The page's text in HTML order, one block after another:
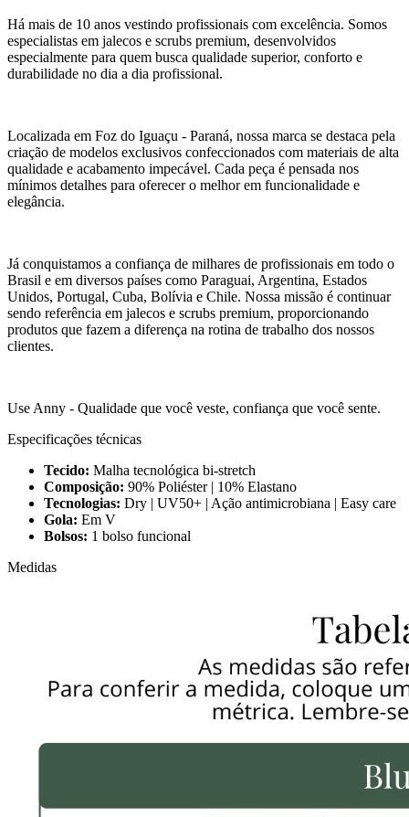
Há mais de 10 anos vestindo profissionais com excelência. Somos
especialistas em jalecos e scrubs premium, desenvolvidos
especialmente para quem busca qualidade superior, conforto e
durabilidade no dia a dia profissional.
Localizada em Foz do Iguaçu - Paraná, nossa marca se destaca pela
criação de modelos exclusivos confeccionados com materiais de alta
qualidade e acabamento impecável. Cada peça é pensada nos
mínimos detalhes para oferecer o melhor em funcionalidade e
elegância.
Já conquistamos a confiança de milhares de profissionais em todo o
Brasil e em diversos países como Paraguai, Argentina, Estados
Unidos, Portugal, Cuba, Bolívia e Chile. Nossa missão é continuar
sendo referência em jalecos e scrubs premium, proporcionando
produtos que fazem a diferença na rotina de trabalho dos nossos
clientes.
Use Anny - Qualidade que você veste, confiança que você sente.
Especificações técnicas
Tecido: Malha tecnológica bi-stretch
Composição: 90% Poliéster | 10% Elastano
Tecnologias: Dry | UV50+ | Ação antimicrobiana | Easy care
Gola: Em V
Bolsos: 1 bolso funcional
Medidas